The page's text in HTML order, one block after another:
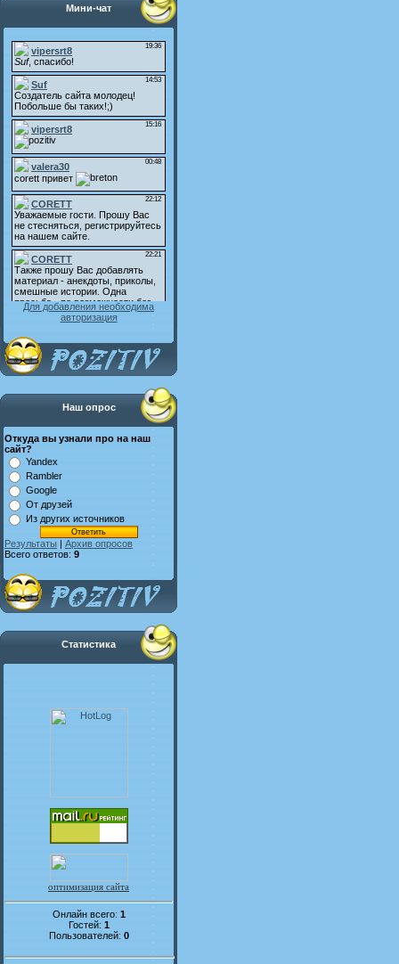
Мини-чат
Для добавления необходима
авторизация
Наш опрос
Откуда вы узнали про на наш
сайт?
Yandex
Rambler
Google
От друзей
Из других источников
Результаты | Архив опросов
Всего ответов: 9
Статистика
оптимизация сайта
Онлайн всего: 1
Гостей: 1
Пользователей: 0